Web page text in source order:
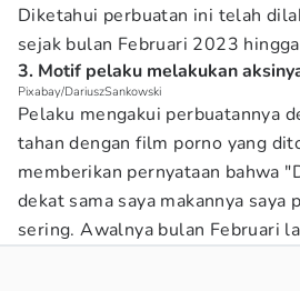
Diketahui perbuatan ini telah
sejak bulan Februari 2023
3. Motif pelaku melakukan
Pixabay/DariuszSankowski
Pelaku mengakui perbuatannya
tahan dengan film porno yang
memberikan pernyataan bahwa
dekat sama saya makannya saya
sering. Awalnya bulan Februari